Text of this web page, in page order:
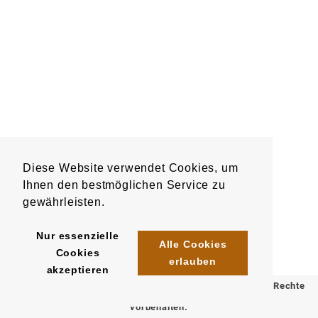
Diese Website verwendet Cookies, um
Ihnen den bestmöglichen Service zu
gewährleisten.
Nur essenzielle
Cookies
akzeptieren
Alle Cookies
erlauben
© 2025 Klömpkes Heinrich Inh. Marion Winkels e.K. Alle Rechte
vorbehalten.